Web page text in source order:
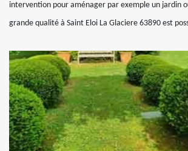
intervention pour aménager par exemple un jardin
grande qualité à Saint Eloi La Glaciere 63890 est